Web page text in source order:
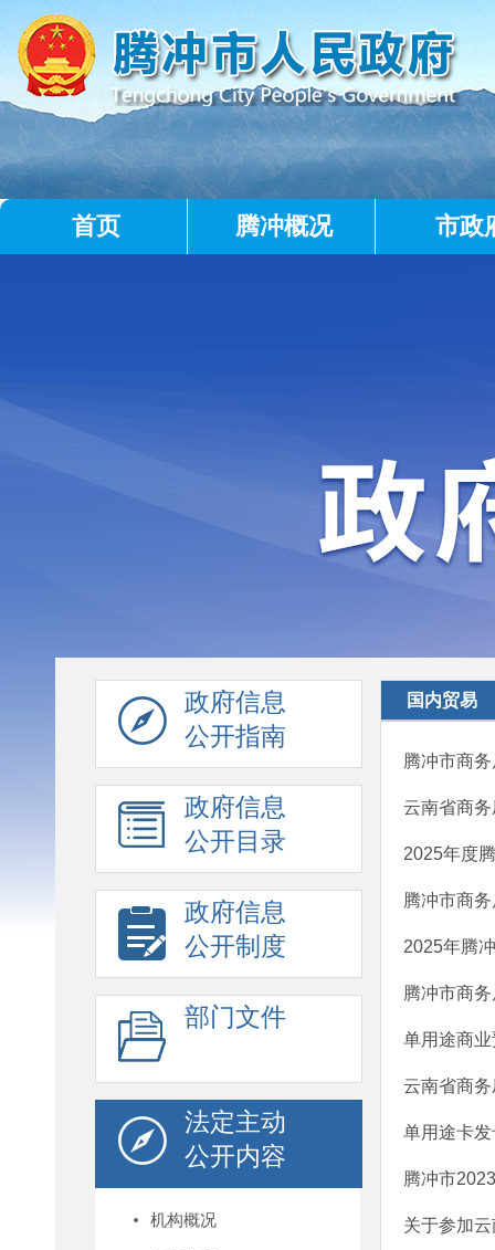
首页 腾冲概况 市政
政府信息
公开指南
政府信息
公开目录
政府信息
公开制度
部门文件
法定主动
公开内容
机构概况
国内贸易
腾冲市商
云南省商
2025年度
腾冲市商
2025年腾
腾冲市商
单用途商
云南省商
单用途卡
腾冲市
关于参加